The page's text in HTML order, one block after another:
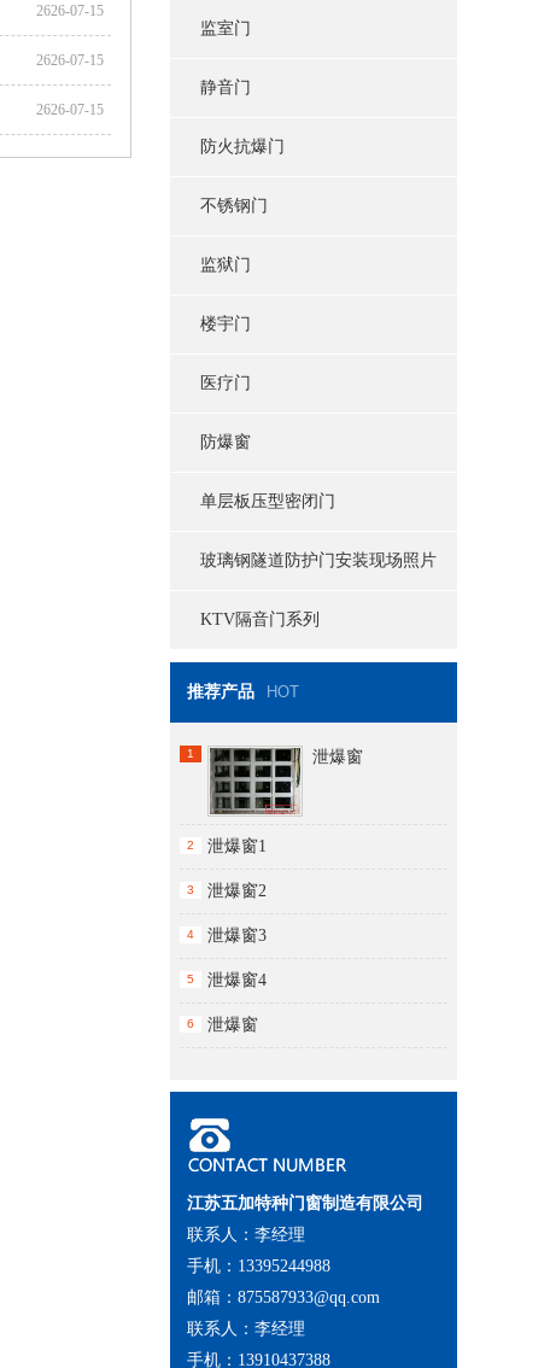
2626-07-15
2626-07-15
2626-07-15
监室门
静音门
防火抗爆门
不锈钢门
监狱门
楼宇门
医疗门
防爆窗
单层板压型密闭门
玻璃钢隧道防护门安装现场照片
KTV隔音门系列
推荐产品 HOT
1 泄爆窗
2 泄爆窗1
3 泄爆窗2
4 泄爆窗3
5 泄爆窗4
6 泄爆窗
江苏五加特种门窗制造有限公司
联系人：李经理
手机：13395244988
邮箱：875587933@qq.com
联系人：李经理
手机：13910437388